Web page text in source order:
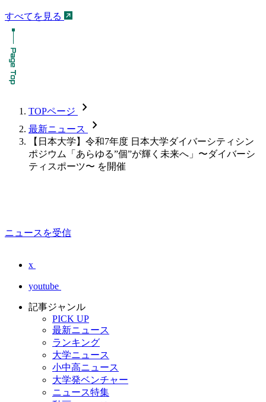
すべてを見る
TOPページ chevron_forward
最新ニュース chevron_forward
【日本大学】令和7年度 日本大学ダイバーシティシン
ポジウム「あらゆる”個”が輝く未来へ」〜ダイバーシ
ティスポーツ〜 を開催
ニュースを受信
x
youtube
記事ジャンル
PICK UP
最新ニュース
ランキング
大学ニュース
小中高ニュース
大学発ベンチャー
ニュース特集